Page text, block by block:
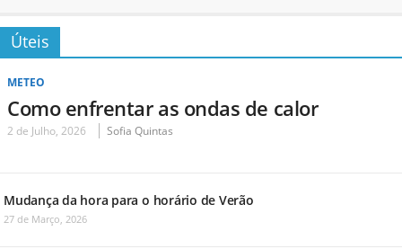
Úteis
METEO
Como enfrentar as ondas de calor
2 de Julho, 2026 Sofia Quintas
Mudança da hora para o horário de Verão
27 de Março, 2026